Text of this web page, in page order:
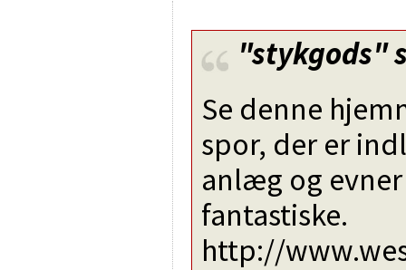
"stykgods"
Se denne
spor, der er
anlæg og
fantastiske.
http://